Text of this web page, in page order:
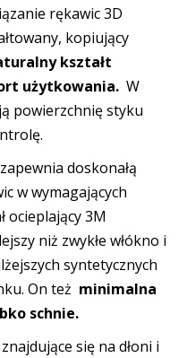
rękawic 3D
kopiujący
kształt
użytkowania. W
powierzchnię styku
doskonałą
w wymagających
ocieplający 3M
niż zwykłe włókno i
syntetycznych
On też minimalna
schnie.
się na dłoni i